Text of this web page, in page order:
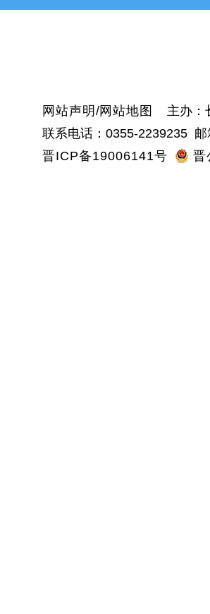
网站声明 /网站地图
主办：
联系电话：0355-2239235
晋ICP备19006141号
晋